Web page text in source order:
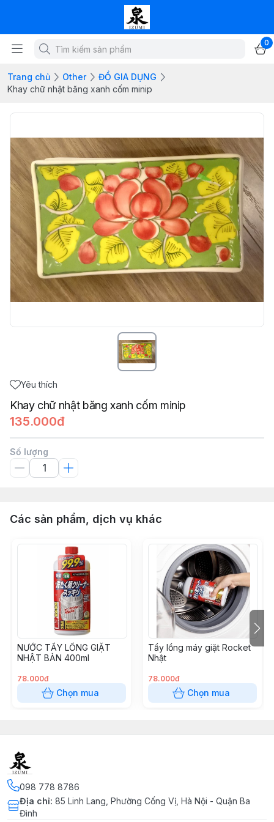
0
Trang chủ Other
ĐỒ GIA DỤNG
Khay chữ nhật băng xanh cốm minip
Yêu thích
Khay chữ nhật băng xanh cốm minip
135.000đ
Số lượng
Các sản phẩm, dịch vụ khác
NƯỚC TẨY LỒNG GIẶT
NHẬT BẢN 400ml
78.000đ
Chọn mua
Tẩy lồng máy giặt Rocket
Nhật
78.000đ
Chọn mua
098 778 8786
Địa chỉ: 85 Linh Lang, Phường Cống Vị, Hà Nội - Quận Ba
Đình